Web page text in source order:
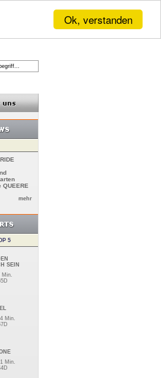
Ok, verstanden
QUEERE
mehr
5
SEIN
Min.
Min.
Min.